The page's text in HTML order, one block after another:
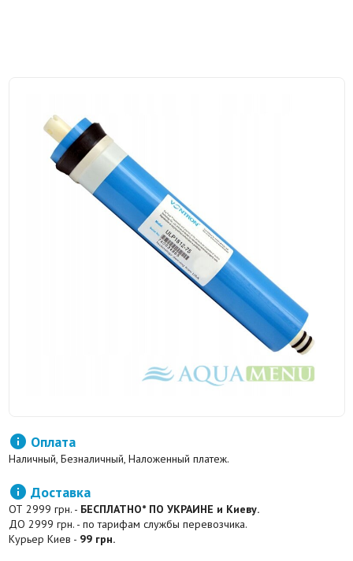
 Оплата
Наличный, Безналичный, Наложенный платеж.
 Доставка
ОТ 2999 грн. - БЕСПЛАТНО* ПО УКРАИНЕ и Киеву.
ДО 2999 грн. - по тарифам службы перевозчика.
Курьер Киев - 99 грн.